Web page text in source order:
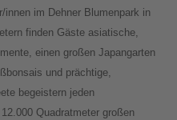
innen im Dehner Blumenpark in
finden Gäste asiatische,
einen großen Japangarten
und prächtige,
begeistern jeden
Quadratmeter großen